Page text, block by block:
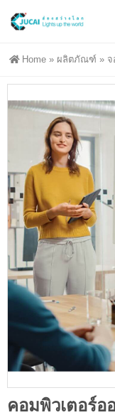
Home » ผลิตภัณฑ์ » จ
คอมพิวเตอร์อ